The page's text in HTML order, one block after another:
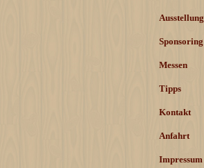
Ausstellung
Sponsoring
Messen
Tipps
Kontakt
Anfahrt
Impressum